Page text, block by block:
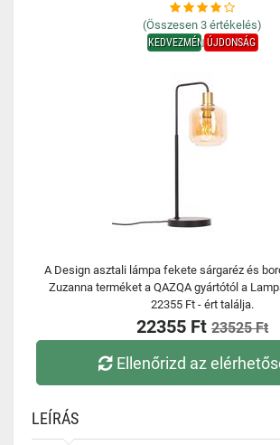
(Összesen 3 értékelés)
KEDVEZMÉNYÚJDONSÁG
A Design asztali lámpa fekete sárgaréz és
Zuzanna terméket a QAZQA gyártótól a
22355 Ft - ért találja.
22355 Ft 23525 Ft
Ellenőrizd az
LEÍRÁS